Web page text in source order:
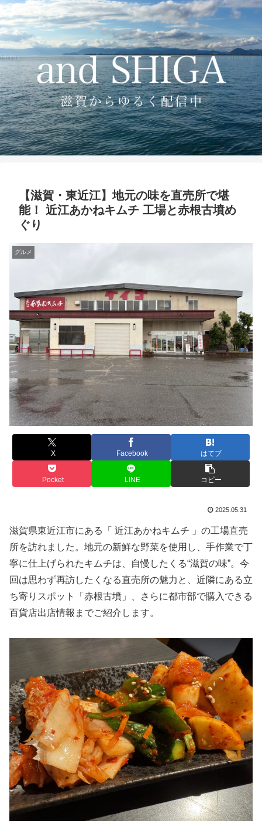
【滋賀・東近江】地元の味を直売所で堪
能！ 近江あかねキムチ 工場と赤根古墳め
ぐり
グルメ
X Facebook はてブ
Pocket LINE コピー
2025.05.31
滋賀県東近江市にある「 近江あかねキムチ 」の工場直売
所を訪れました。地元の新鮮な野菜を使用し、手作業で丁
寧に仕上げられたキムチは、自慢したくる“滋賀の味”。今
回は思わず再訪したくなる直売所の魅力と、近隣にある立
ち寄りスポット「赤根古墳」、さらに都市部で購入できる
百貨店出店情報までご紹介します。